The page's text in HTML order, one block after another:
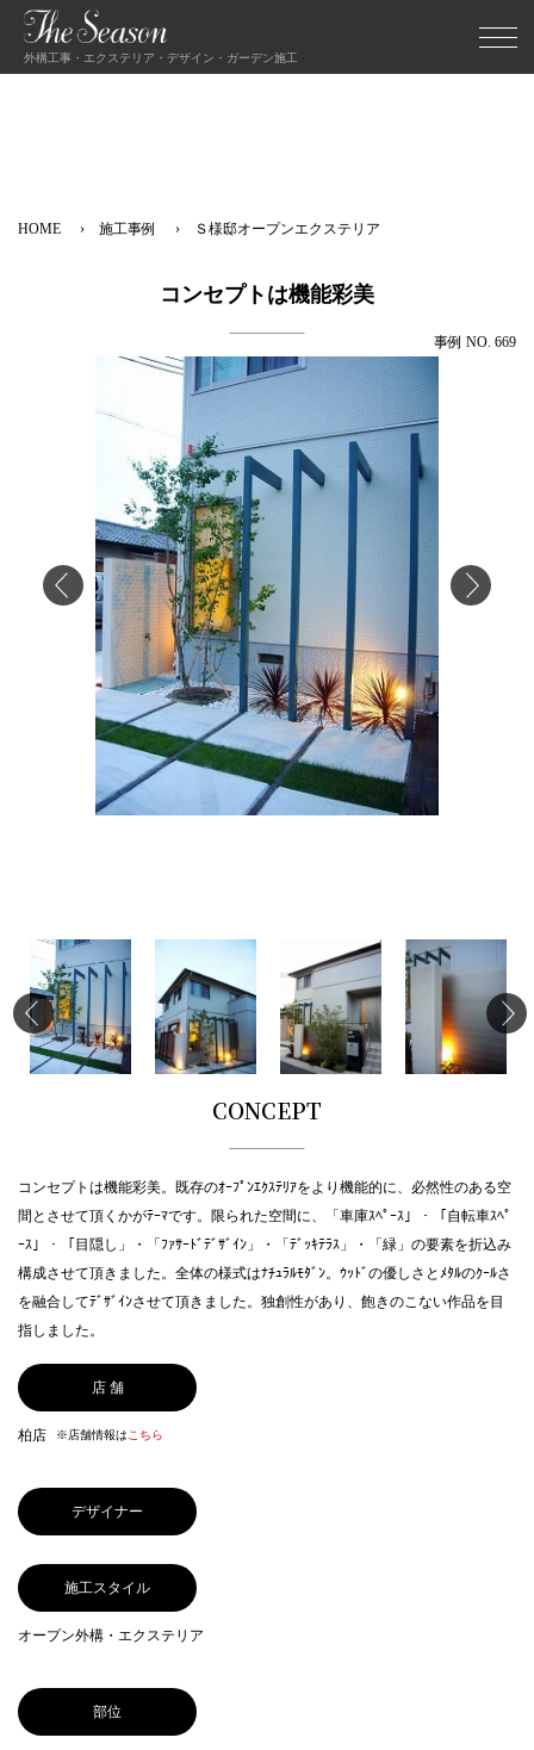
外構工事・エクステリア・デザイン・ガーデン施工
HOME 施工事例 Ｓ様邸オープンエクステリア
コンセプトは機能彩美
事例 NO. 669
CONCEPT
コンセプトは機能彩美。既存のｵｰﾌﾟﾝｴｸｽﾃﾘｱをより機能的に、必然性のある空
間とさせて頂くかがﾃｰﾏです。限られた空間に、「車庫ｽﾍﾟｰｽ」・「自転車ｽﾍﾟ
ｰｽ」・「目隠し」・「ﾌｧｻｰﾄﾞﾃﾞｻﾞｲﾝ」・「ﾃﾞｯｷﾃﾗｽ」・「緑」の要素を折込み
構成させて頂きました。全体の様式はﾅﾁｭﾗﾙﾓﾀﾞﾝ。ｳｯﾄﾞの優しさとﾒﾀﾙのｸｰﾙさ
を融合してﾃﾞｻﾞｲﾝさせて頂きました。独創性があり、飽きのこない作品を目
指しました。
店 舗
柏店 ※店舗情報は こちら
デザイナー
施工スタイル
オープン外構・エクステリア
部位